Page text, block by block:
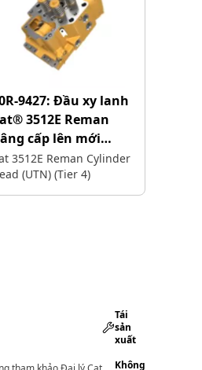
9427: Đầu xy lanh
3512E Reman
cấp lên mới
3512E Reman Cylinder
(UTN) (Tier 4)
Tái
sản
xuất
Không